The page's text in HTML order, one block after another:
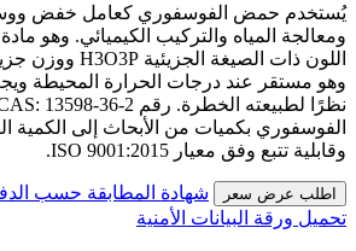
يُستخدم حمض الفوسفوري كعامل خفض
ومعالجة المياه والتركيب الكيميائي. وهو
وهو مستقر عند درجات الحرارة المحيطة
الفوسفوري بكميات من الأبحاث إلى الكمية
وقابلية تتبع وفق معيار ISO 9001:2015.
اطلب عرض سعر شهادة المطابقة حسب
تحميل ورقة البيانات الأمنية